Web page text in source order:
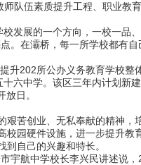
伍素质提升工程、职业教
展的一个方向，一校一品
。在灞桥，每一所学校都有
202所公办义务教育学校整
六中学。该区三年内计划新
日。
苦创业、无私奉献的精神，
园硬件设施，进一步提升教
自己的兴趣和特长。
航中学校长李兴民讲述说